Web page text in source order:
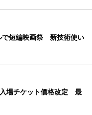
で短編映画祭 新技術使い
場チケット価格改定 最